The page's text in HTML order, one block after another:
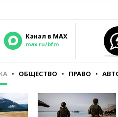
Канал в MAX
max.ru/bfm
ОБЩЕСТВО ПРАВО